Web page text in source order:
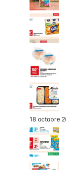
18 octobre